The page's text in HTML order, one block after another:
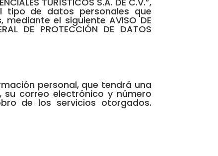
tipo de datos personales que
el siguiente AVISO DE
DE PROTECCIÓN DE DATOS
personal, que tendrá una
su correo electrónico y número
de los servicios otorgados.